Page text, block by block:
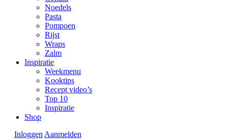
Noedels
Pasta
Pompoen
Rijst
Wraps
Zalm
Inspiratie
Weekmenu
Kooktips
Recept video’s
Top 10
Inspiratie
Shop
Inloggen Aanmelden